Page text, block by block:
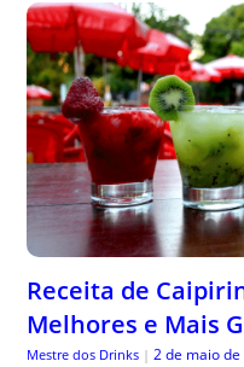
Receita de
Melhores e Mais
Mestre dos Drinks | 2 de maio